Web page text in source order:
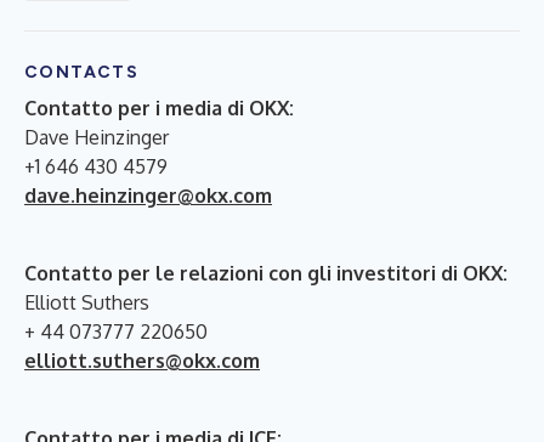
CONTACTS
Contatto per i media di OKX:
Dave Heinzinger
+1 646 430 4579
dave.heinzinger@okx.com
Contatto per le relazioni con gli investitori di OKX:
Elliott Suthers
+ 44 073777 220650
elliott.suthers@okx.com